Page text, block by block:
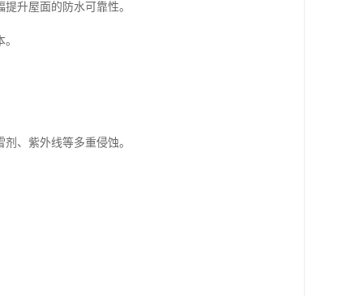
升屋面的防水可靠性。
、紫外线等多重侵蚀。